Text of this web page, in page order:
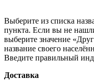
Выберите из списка
пункта. Если вы не
выберите значение
название своего
Введите правильный
Доставка